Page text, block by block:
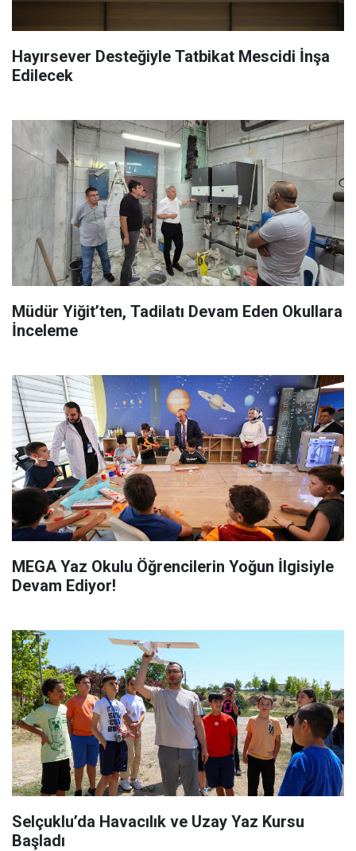
Hayırsever Desteğiyle Tatbikat Mescidi İnşa
Edilecek
Müdür Yiğit’ten, Tadilatı Devam Eden Okullara
İnceleme
MEGA Yaz Okulu Öğrencilerin Yoğun İlgisiyle
Devam Ediyor!
Selçuklu’da Havacılık ve Uzay Yaz Kursu
Başladı